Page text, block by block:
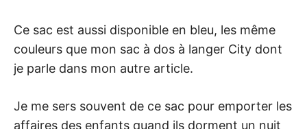
Ce sac est aussi disponible en bleu, les même
couleurs que mon sac à dos à langer City dont
je parle dans mon autre article.
Je me sers souvent de ce sac pour emporter les
affaires des enfants quand ils dorment un nuit